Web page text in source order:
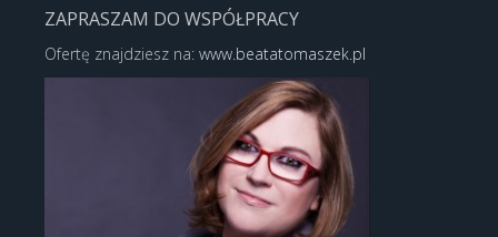
ZAPRASZAM DO WSPÓŁPRACY
Ofertę znajdziesz na: www.beatatomaszek.pl